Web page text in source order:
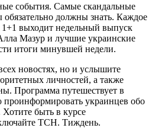
события. Самые скандальные
обязательно должны знать. Каждое
1+1 выходит недельный выпуск
Мазур и лучшие украинские
итоги минувшей недели.
новостях, но и услышите
личностей, а также
Программа путешествует в
проинформировать украинцев обо
Хотите быть в курсе
ТСН. Тиждень.